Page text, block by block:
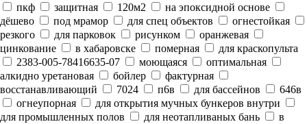
пкф
защитная 120м2
на эпоксидной основе
дёшево
под мрамор для спец объектов
огнестойкая
резкого
для парковок рисунком
оранжевая
цинкование
в хабаровске померная
для краскопульта
2383-005-78416635-07
моющаяся
оптимальная
алкидно уретановая
бойлер
фактурная
восстанавливающий
7024 п6в для бассейнов
646в
огнеупорная
для открытия мучных бункеров внутри
для промышленных полов
для неотапливаных бань
в